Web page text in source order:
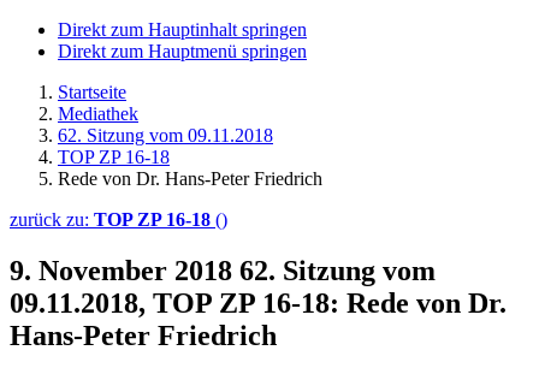
Direkt zum Hauptinhalt springen
Direkt zum Hauptmenü springen
Startseite
Mediathek
62. Sitzung vom 09.11.2018
TOP ZP 16-18
Rede von Dr. Hans-Peter Friedrich
zurück zu: TOP ZP 16-18 ()
9. November 2018 62. Sitzung vom
09.11.2018, TOP ZP 16-18: Rede von Dr.
Hans-Peter Friedrich